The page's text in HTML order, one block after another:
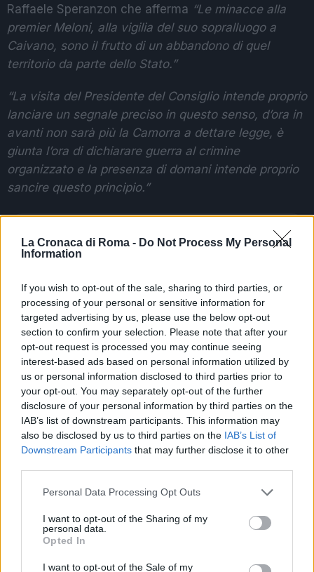
La Cronaca di Roma - Do Not Process My Personal
Information
If you wish to opt-out of the sale, sharing to third parties, or
processing of your personal or sensitive information for
targeted advertising by us, please use the below opt-out
section to confirm your selection. Please note that after your
opt-out request is processed you may continue seeing
interest-based ads based on personal information utilized by
us or personal information disclosed to third parties prior to
your opt-out. You may separately opt-out of the further
disclosure of your personal information by third parties on the
IAB’s list of downstream participants. This information may
also be disclosed by us to third parties on the IAB’s List of
Downstream Participants that may further disclose it to other
Please note that this website/app uses one or more Google
not limited to your visit or usage behaviour. You may click to
grant or deny consent to Google and its third-party tags to
use your data for below specified purposes in below Google
consent section.
Personal Data Processing Opt Outs
I want to opt-out of the Sharing of my
personal data.
Opted In
I want to opt-out of the Sale of my
Raffaele Speranzon che afferma “Le minacce alla
premier Meloni, alla vigilia del suo sopralluogo a
Caivano, sono il frutto di un abbandono di quel
territorio da parte dello Stato.”
“La visita del Presidente del Consiglio intende proprio
lanciare un segnale preciso in questo senso, d’ora in
avanti non sarà più la Camorra a dettare legge, è
giunta l’ora di dichiarare guerra al crimine
organizzato e la presenza di domani intende proprio
sancire questo principio.”
aggredito machete
CRONACA – Sorelle trovate
senza vita in casa, è successo a
San Lorenzo
5 anni fa
Giorgia Meloni a Caivanoper dire anche che chi
pensa che le minacce ci spaventino ha capito
malissimo, piuttosto fossi nei panni dei camorristi
temerei per la loro sorte futura perché per loro, in
A Torrenova riapre